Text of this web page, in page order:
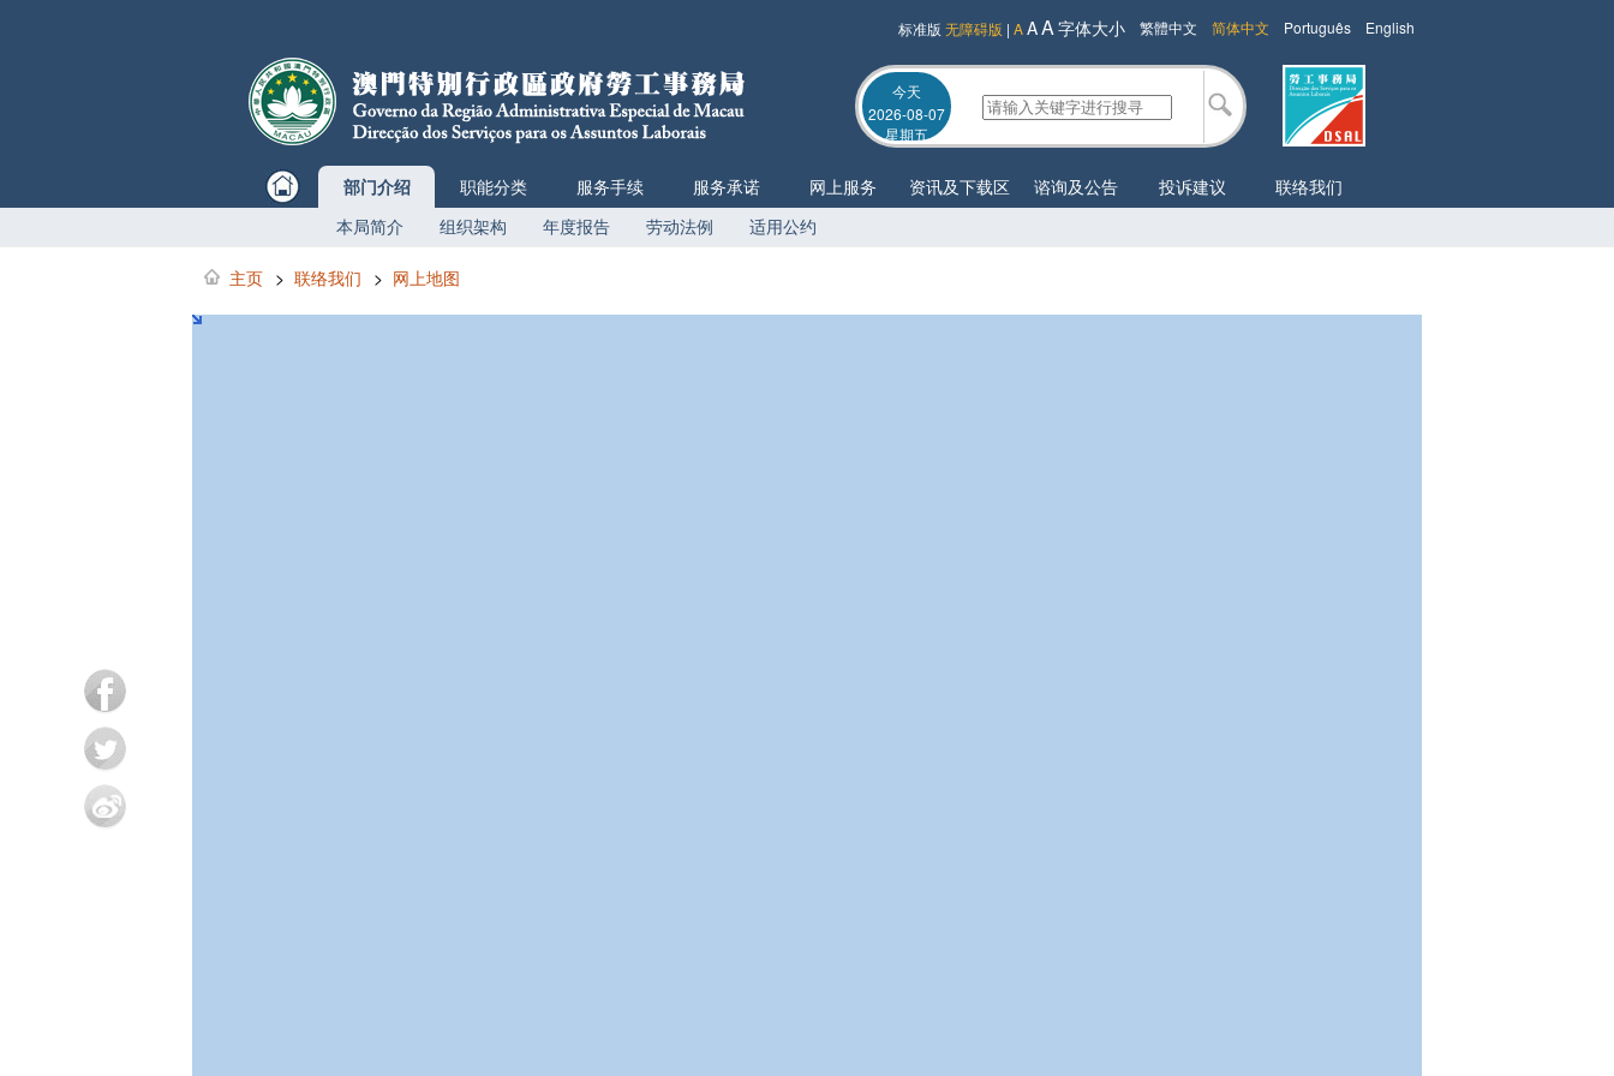
English
Português
简体中文
繁體中文
标准版 无障碍版 | AAA字体大小
今天
2026-08-07
星期五
部门介绍
本局简介
组织架构 年度报告 劳动法例 适用公约
职能分类 服务手续 服务承诺 网上服务 资讯及下载区 谘询及公告 投诉建议 联络我们
主页 > 联络我们 > 网上地图